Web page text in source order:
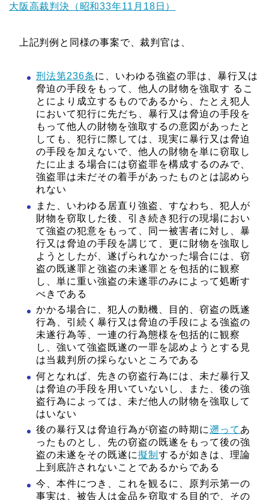
大阪高裁判決（昭和33年11月18日）
上記判例と同様の事案で、裁判官は、
刑法第236条に、いわゆる強盗の罪は、暴行又は
脅迫の手段をもって、他人の財物を強取す るこ
とにより成立するものであるから、たとえ犯人
において犯行に先だち、暴行又は脅迫の手段を
もって他人の財物を強取するの意図があったと
しても、犯行に際しては、現実に暴行又は脅迫
の手段を加えないで、他人の財物を単に窃取し
たに止まる場合には窃盗罪を構成するのみで、
強盗罪は未だその着手があったものとは認めら
れない
また、いわゆる居直り強盗、すなわち、犯人が
財物を窃取した後、引き続き犯行の現場におい
て強盗の犯意をもって、同一被害者に対し、暴
行又は脅迫の手段を講じて、更に財物を強取し
ようとしたが、遂げられなかった場合には、窃
盗の既遂罪と強盗の未遂罪とを包括的に観察
し、単に重い強盗の未遂罪のみによって処断す
べきである
かかる場合に、犯人の動機、目的、窃盗の既遂
行為、引続く暴行又は脅迫の手段による強盗の
未遂行為等、一連の行為態様を包括的に観察
し、強いて強盗既遂の一罪を認めようとする見
は当裁判所の採らないところである
何となれば、先きの窃盗行為には、未だ暴行又
は脅迫の手段を用いていないし、また、後の強
盗行為によっては、未だ他人の財物を強取して
はいない
後の暴行又は脅迫行為が窃盗の時期に遡って あ
ったものとし、先の窃盗の既遂をもって後の強
盗の未遂をその既遂に擬制 するが如きは、理論
上到底許されないことであるからである
今、本件につき、これを観るに、原判示第一の
事実は、被告人は金品を窃取する目的で、その